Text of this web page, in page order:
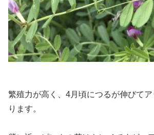
繁殖力が高く、4月頃につるが伸びて
ります。